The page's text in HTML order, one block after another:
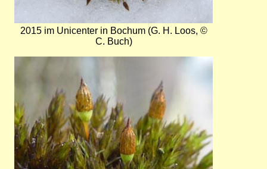
2015 im Unicenter in Bochum (G. H. Loos, ©
C. Buch)